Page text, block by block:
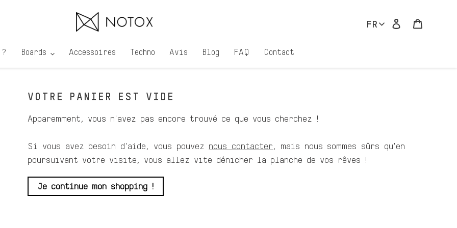
FR Se connecter
Boards Accessoires Techno Avis Blog FAQ Contact
VOTRE PANIER EST VIDE
Apparemment, vous n'avez pas encore trouvé ce que vous cherchez !
Si vous avez besoin d'aide, vous pouvez nous contacter, mais nous sommes sûrs qu'en
poursuivant votre visite, vous allez vite dénicher la planche de vos rêves !
Je continue mon shopping !